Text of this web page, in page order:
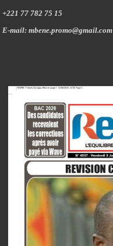
+221 77 782 75 15
E-mail: mbene.promo@gmail.com